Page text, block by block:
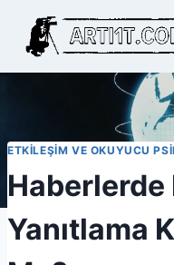
content
ETKILEŞIM VE OKUYUCU
Haberlerde
Yanıtlama